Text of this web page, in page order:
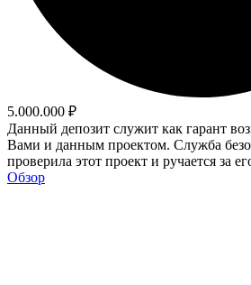
5.000.000 ₽
Данный депозит служит как гарант
Вами и данным проектом. Служба
проверила этот проект и ручается за
Обзор